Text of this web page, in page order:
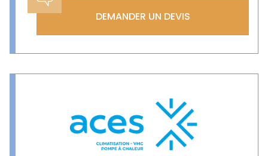
DEMANDER UN DEVIS